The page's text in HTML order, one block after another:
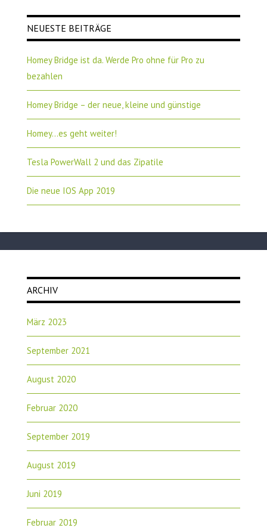
NEUESTE BEITRÄGE
Homey Bridge ist da. Werde Pro ohne für Pro zu
bezahlen
Homey Bridge – der neue, kleine und günstige
Homey…es geht weiter!
Tesla PowerWall 2 und das Zipatile
Die neue IOS App 2019
ARCHIV
März 2023
September 2021
August 2020
Februar 2020
September 2019
August 2019
Juni 2019
Februar 2019